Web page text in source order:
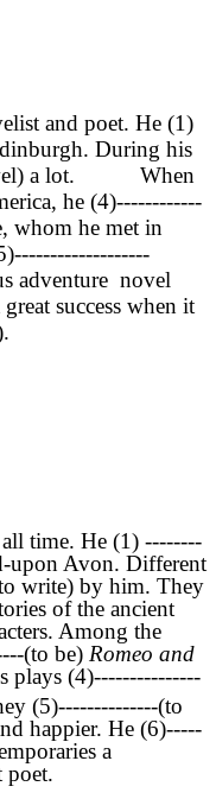
and poet. He (1)
During his
a lot. When
he (4)------------
whom he met in
adventure novel
success when it
time. He (1) --------
upon Avon. Different
write) by him. They
of the ancient
Among the
(to be) Romeo and
plays (4)---------------
(5)--------------(to
happier. He (6)-----
a
poet.